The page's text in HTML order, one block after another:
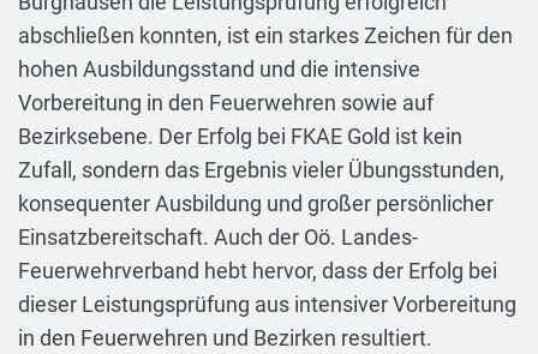
abschließen konnten, ist ein starkes Zeichen für den
hohen Ausbildungsstand und die intensive
Vorbereitung in den Feuerwehren sowie auf
Bezirksebene. Der Erfolg bei FKAE Gold ist kein
Zufall, sondern das Ergebnis vieler Übungsstunden,
konsequenter Ausbildung und großer persönlicher
Einsatzbereitschaft. Auch der Oö. Landes-
Feuerwehrverband hebt hervor, dass der Erfolg bei
dieser Leistungsprüfung aus intensiver Vorbereitung
in den Feuerwehren und Bezirken resultiert.